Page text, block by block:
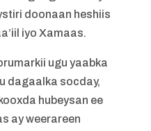
doonaan heshiis
iyo Xamaas.
ugu yaabka
dagaalka socday,
hubeysan ee
ay weerareen